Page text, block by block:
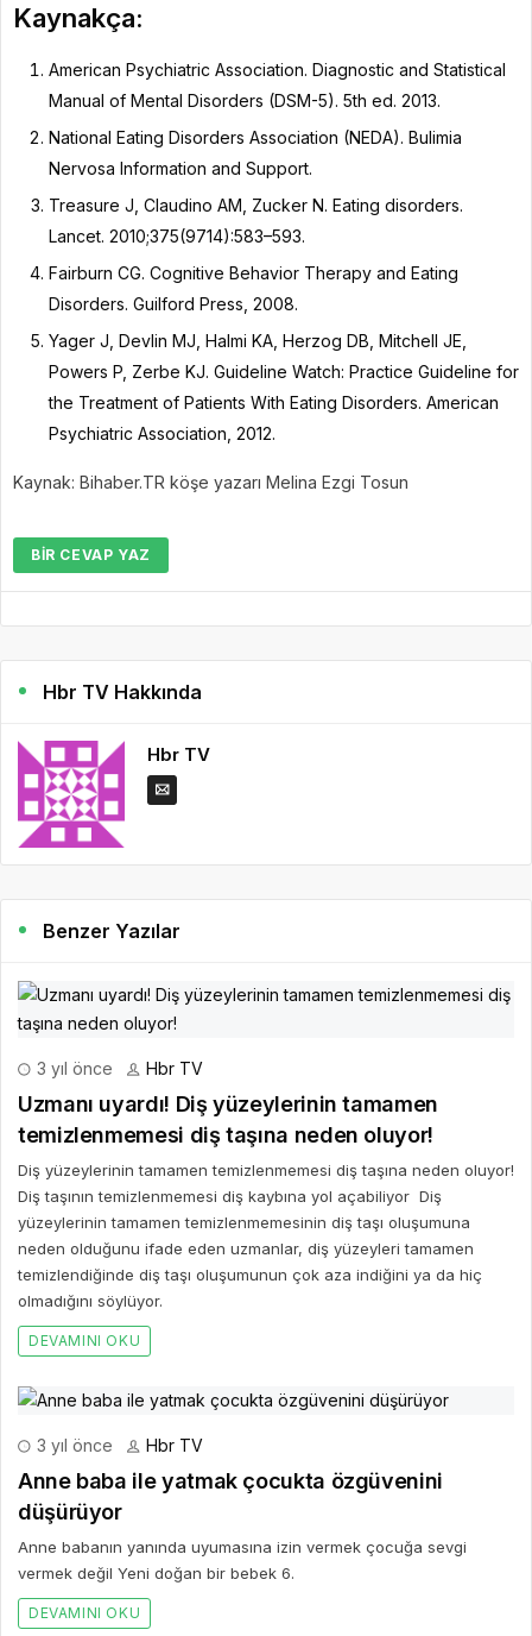
Kaynakça:
American Psychiatric Association. Diagnostic and Statistical
Manual of Mental Disorders (DSM-5). 5th ed. 2013.
National Eating Disorders Association (NEDA). Bulimia
Nervosa Information and Support.
Treasure J, Claudino AM, Zucker N. Eating disorders.
Lancet. 2010;375(9714):583–593.
Fairburn CG. Cognitive Behavior Therapy and Eating
Disorders. Guilford Press, 2008.
Yager J, Devlin MJ, Halmi KA, Herzog DB, Mitchell JE,
Powers P, Zerbe KJ. Guideline Watch: Practice Guideline for
the Treatment of Patients With Eating Disorders. American
Psychiatric Association, 2012.
Kaynak: Bihaber.TR köşe yazarı Melina Ezgi Tosun
BIR CEVAP YAZ
Hbr TV Hakkında
Hbr TV
Benzer Yazılar
3 yıl önce Hbr TV
Uzmanı uyardı! Diş yüzeylerinin tamamen
temizlenmemesi diş taşına neden oluyor!
Diş yüzeylerinin tamamen temizlenmemesi diş taşına neden oluyor!
Diş taşının temizlenmemesi diş kaybına yol açabiliyor Diş
yüzeylerinin tamamen temizlenmemesinin diş taşı oluşumuna
neden olduğunu ifade eden uzmanlar, diş yüzeyleri tamamen
temizlendiğinde diş taşı oluşumunun çok aza indiğini ya da hiç
olmadığını söylüyor.
DEVAMINI OKU
3 yıl önce Hbr TV
Anne baba ile yatmak çocukta özgüvenini
düşürüyor
Anne babanın yanında uyumasına izin vermek çocuğa sevgi
vermek değil Yeni doğan bir bebek 6.
DEVAMINI OKU